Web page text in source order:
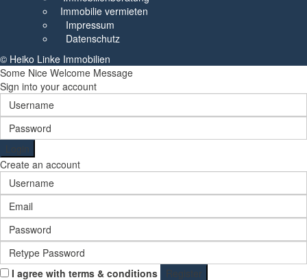
Immobilie vermieten
Impressum
Datenschutz
© Heiko Linke Immobilien
Some Nice Welcome Message
Sign into your account
Login
Create an account
I agree with terms & conditions Register